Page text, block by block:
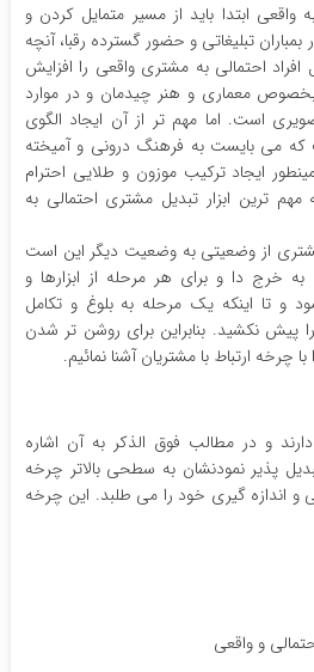
واقعی ابتدا باید از مسیر متمایل کردن و
تبلیغاتی و حضور گسترده رقبا، آنچه
احتمالی به مشتری واقعی را افزایش
معماری و هنر چیدمان و در موارد
است. اما مهم تر از آن ایجاد الگوی
می بایست به فرهنگ درونی و آمیخته
ایجاد ترکیب موزون و طلایی احترام
ترین ابزار تبدیل مشتری احتمالی به
از وضعیتی به وضعیت دیگر این است
به خرج دا و برای هر مرحله از ابزارها و
و تا اینکه یک مرحله به بلوغ و تکامل
پیش نکشید. بنابراین برای روشن تر شدن
چرخه ارتباط با مشتریان آشنا نمائیم.
و در مطالب فوق الذکر به آن اشاره
پذیر نمودنشان به سطحی بالاتر چرخه
و اندازه گیری خود را می طلبد. این چرخه
و واقعی